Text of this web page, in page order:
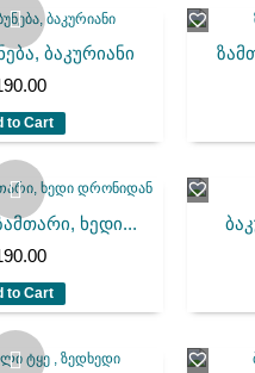
ბაკურიანი
to Cart
ხედი...
to Cart